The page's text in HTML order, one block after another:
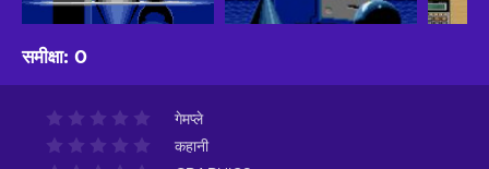
समीक्षा: 0
गेमप्ले
कहानी